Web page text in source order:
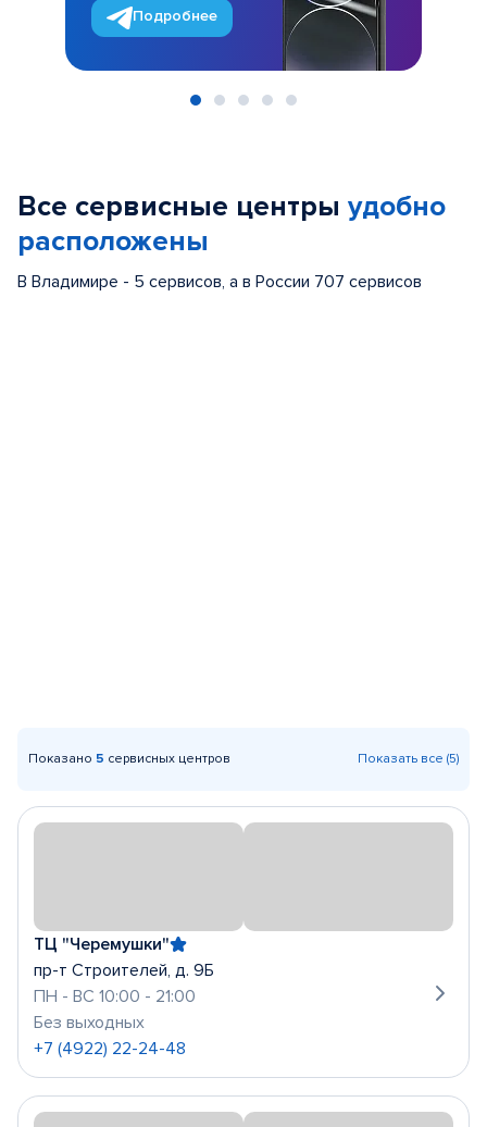
Подробнее
Все сервисные центры удобно
расположены
В Владимире - 5 сервисов, а в России 707 сервисов
Показано 5 сервисных центров Показать все (5)
ТЦ "Черемушки"
пр-т Строителей, д. 9Б
ПН - ВС 10:00 - 21:00
Без выходных
+7 (4922) 22-24-48